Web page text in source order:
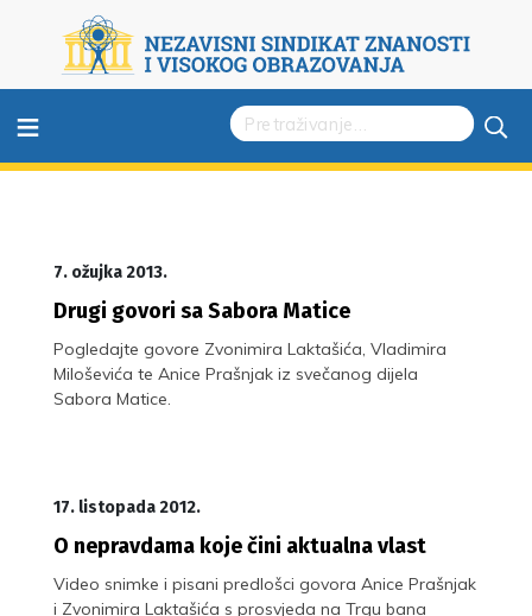
≡
7. ožujka 2013.
Drugi govori sa Sabora Matice
Pogledajte govore Zvonimira Laktašića, Vladimira
Miloševića te Anice Prašnjak iz svečanog dijela
Sabora Matice.
17. listopada 2012.
O nepravdama koje čini aktualna vlast
Video snimke i pisani predlošci govora Anice Prašnjak
i Zvonimira Laktašića s prosvjeda na Trgu bana